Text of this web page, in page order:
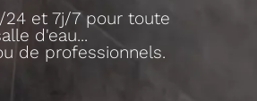
24 et 7j/7 pour toute
d'eau...
de professionnels.